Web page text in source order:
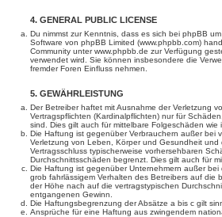
4. GENERAL PUBLIC LICENSE
Du nimmst zur Kenntnis, dass es sich bei phpBB um
Software von phpBB Limited (www.phpbb.com)
Community unter www.phpbb.de zur Verfügung
verwendet wird. Sie können insbesondere die
fremder Foren Einfluss nehmen.
5. GEWÄHRLEISTUNG
Der Betreiber haftet mit Ausnahme der Verletzung
Vertragspflichten (Kardinalpflichten) nur für
sind. Dies gilt auch für mittelbare Folgeschäden
Die Haftung ist gegenüber Verbrauchern außer bei
Verletzung von Leben, Körper und Gesundheit
Vertragsschluss typischerweise vorhersehbaren
Durchschnittsschäden begrenzt. Dies gilt auch für
Die Haftung ist gegenüber Unternehmern außer
grob fahrlässigem Verhalten des Betreibers auf die
der Höhe nach auf die vertragstypischen
entgangenen Gewinn.
Die Haftungsbegrenzung der Absätze a bis c gilt
Ansprüche für eine Haftung aus zwingendem